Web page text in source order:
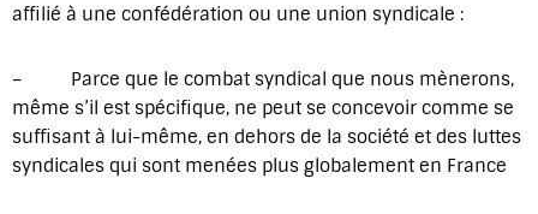
affilié à une confédération ou une union syndicale :
– Parce que le combat syndical que nous mènerons,
même s’il est spécifique, ne peut se concevoir comme se
suffisant à lui-même, en dehors de la société et des luttes
syndicales qui sont menées plus globalement en France